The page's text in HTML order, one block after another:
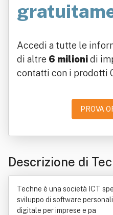
Accedi a tutte le
di altre 6 milionidi
contatti con i prodotti
PROVA
Descrizione di
Techne è una società ICT
sviluppo di software
digitale per imprese e pa